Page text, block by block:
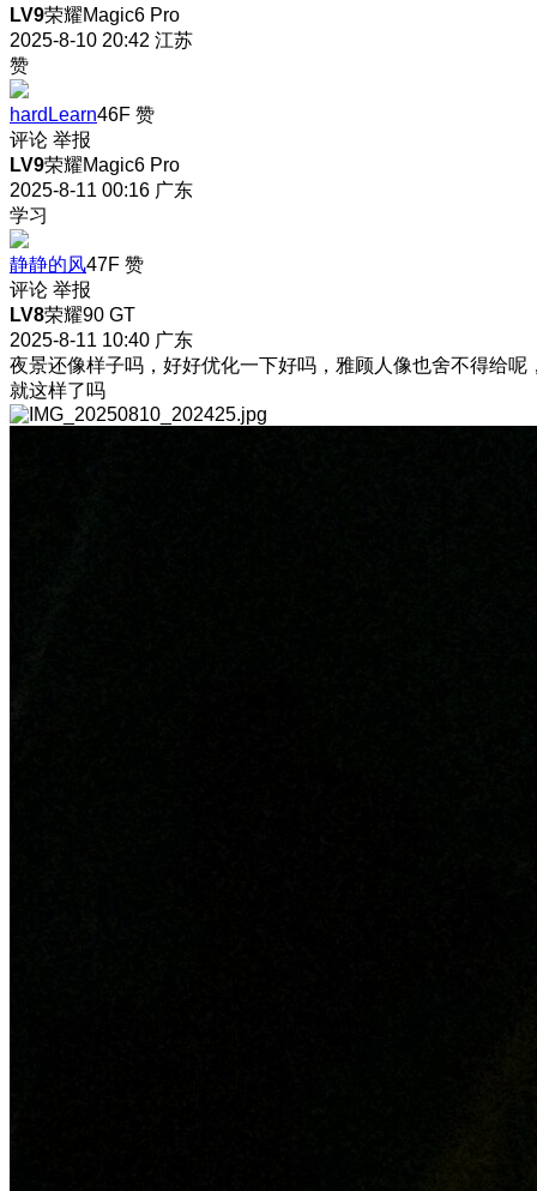
LV9荣耀Magic6 Pro
2025-8-10 20:42 江苏
赞
hardLearn46F 赞
评论 举报
LV9荣耀Magic6 Pro
2025-8-11 00:16 广东
学习
静静的风47F 赞
评论 举报
LV8荣耀90 GT
2025-8-11 10:40 广东
夜景还像样子吗，好好优化一下好吗，雅顾人像也舍不得给呢
就这样了吗